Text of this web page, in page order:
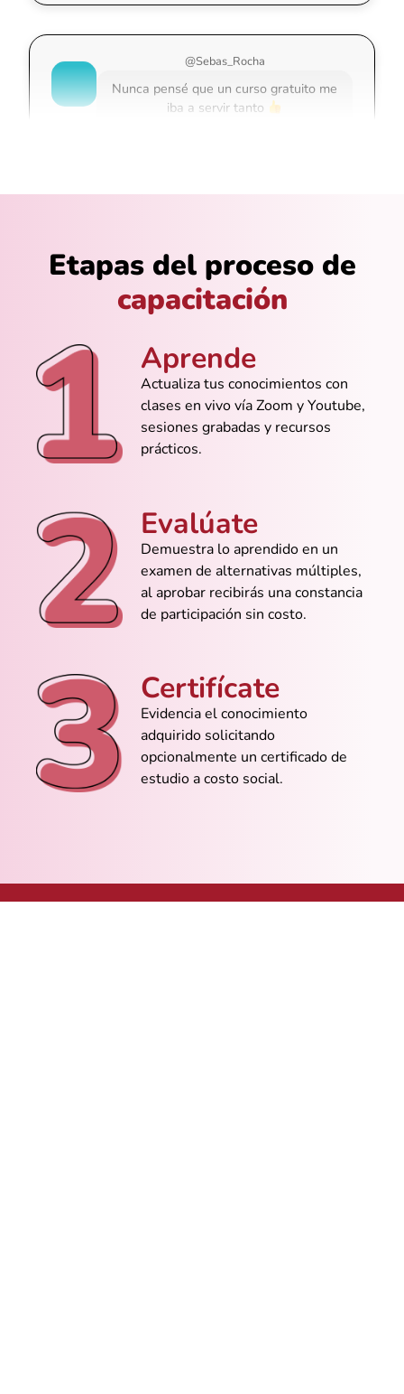
Nunca pensé que un curso gratuito me
iba a servir tanto
Explican sin vueltas, directo al grano. Me
gustó el ritmo que manejan
@María_Jiménez
@Emily_Torres
No sabía ni abrir Access y ya estoy
@Sebas_Rocha
Nunca pensé que un curso gratuito me
iba a servir tanto
Ahora sí entiendo cómo hacer relaciones
sin romper la base de datos
Etapas del proceso de
capacitación
Aprende
Actualiza tus conocimientos con
clases en vivo vía Zoom y Youtube,
sesiones grabadas y recursos
prácticos.
Evalúate
Demuestra lo aprendido en un
examen de alternativas múltiples,
al aprobar recibirás una constancia
de participación sin costo.
Certifícate
Evidencia el conocimiento
adquirido solicitando
opcionalmente un certificado de
estudio a costo social.